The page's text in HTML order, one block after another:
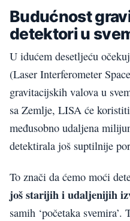
Budućnost
detektori u
U idućem desetljeću
(Laser Interferometer
gravitacijskih valova u
sa Zemlje, LISA će
međusobno udaljena
detektirala još suptilnije
To znači da ćemo moći
još starijih i udaljenijih
samih ‘početaka